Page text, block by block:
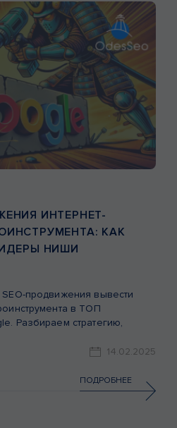
ИНТЕРНЕТ-
КАК
НИШИ
продвижения вывести
в ТОП
Разбираем стратегию,
14.02.2025
ПОДРОБНЕЕ